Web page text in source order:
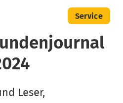
Service
Leser,